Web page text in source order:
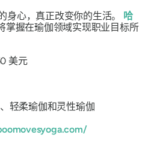
身心，真正改变你的生活。 哈
掌握在瑜伽领域实现职业目标所
美元
轻柔瑜伽和灵性瑜伽